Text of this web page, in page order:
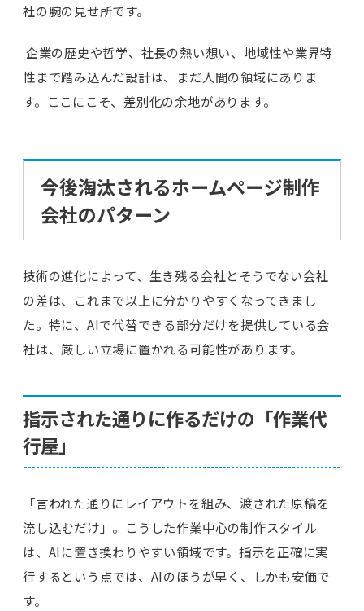
社の腕の見せ所です。
企業の歴史や哲学、社長の熱い想い、地域性や業界特
性まで踏み込んだ設計は、まだ人間の領域にありま
す。ここにこそ、差別化の余地があります。
今後淘汰されるホームページ制作
会社のパターン
技術の進化によって、生き残る会社とそうでない会社
の差は、これまで以上に分かりやすくなってきまし
た。特に、AIで代替できる部分だけを提供している会
社は、厳しい立場に置かれる可能性があります。
指示された通りに作るだけの「作業代
行屋」
「言われた通りにレイアウトを組み、渡された原稿を
流し込むだけ」。こうした作業中心の制作スタイル
は、AIに置き換わりやすい領域です。指示を正確に実
行するという点では、AIのほうが早く、しかも安価で
す。